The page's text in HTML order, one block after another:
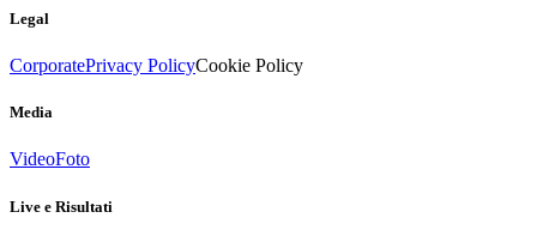
Legal
CorporatePrivacy PolicyCookie Policy
Media
VideoFoto
Live e Risultati